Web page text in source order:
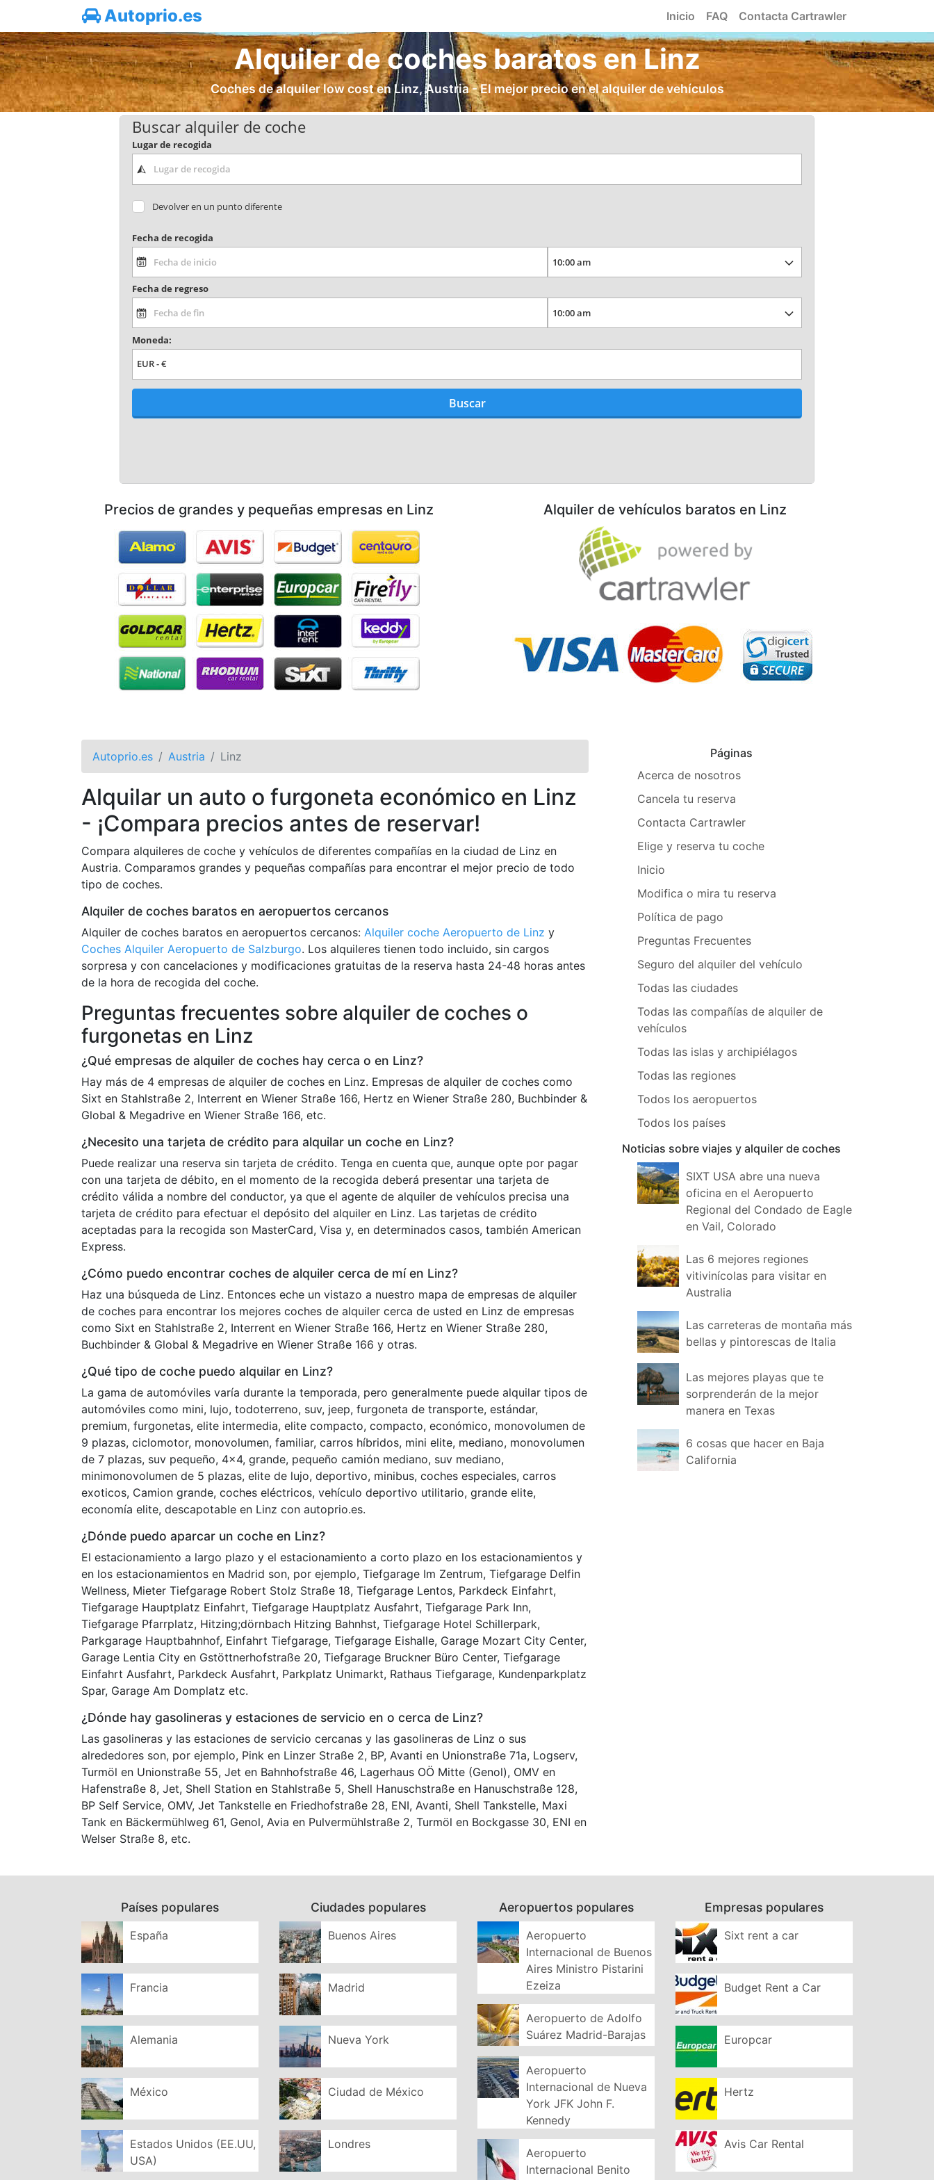
Autoprio.es Inicio FAQ Contacta Cartrawler
Alquiler de coches baratos en Linz
Coches de alquiler low cost en Linz, Austria - El mejor precio en el alquiler de vehículos
Precios de grandes y pequeñas empresas en Linz Alquiler de vehículos baratos en Linz
Autoprio.es Austria Linz
Alquilar un auto o furgoneta económico en Linz
- ¡Compara precios antes de reservar!
Compara alquileres de coche y vehículos de diferentes compañías en la ciudad de Linz en
Austria. Comparamos grandes y pequeñas compañías para encontrar el mejor precio de todo
tipo de coches.
Alquiler de coches baratos en aeropuertos cercanos
Alquiler de coches baratos en aeropuertos cercanos: Alquiler coche Aeropuerto de Linz y
Coches Alquiler Aeropuerto de Salzburgo. Los alquileres tienen todo incluido, sin cargos
sorpresa y con cancelaciones y modificaciones gratuitas de la reserva hasta 24-48 horas antes
de la hora de recogida del coche.
Preguntas frecuentes sobre alquiler de coches o
furgonetas en Linz
¿Qué empresas de alquiler de coches hay cerca o en Linz?
Hay más de 4 empresas de alquiler de coches en Linz. Empresas de alquiler de coches como
Sixt en Stahlstraße 2, Interrent en Wiener Straße 166, Hertz en Wiener Straße 280, Buchbinder &
Global & Megadrive en Wiener Straße 166, etc.
¿Necesito una tarjeta de crédito para alquilar un coche en Linz?
Puede realizar una reserva sin tarjeta de crédito. Tenga en cuenta que, aunque opte por pagar
con una tarjeta de débito, en el momento de la recogida deberá presentar una tarjeta de
crédito válida a nombre del conductor, ya que el agente de alquiler de vehículos precisa una
tarjeta de crédito para efectuar el depósito del alquiler en Linz. Las tarjetas de crédito
aceptadas para la recogida son MasterCard, Visa y, en determinados casos, también American
Express.
¿Cómo puedo encontrar coches de alquiler cerca de mí en Linz?
Haz una búsqueda de Linz. Entonces eche un vistazo a nuestro mapa de empresas de alquiler
de coches para encontrar los mejores coches de alquiler cerca de usted en Linz de empresas
como Sixt en Stahlstraße 2, Interrent en Wiener Straße 166, Hertz en Wiener Straße 280,
Buchbinder & Global & Megadrive en Wiener Straße 166 y otras.
¿Qué tipo de coche puedo alquilar en Linz?
La gama de automóviles varía durante la temporada, pero generalmente puede alquilar tipos de
automóviles como mini, lujo, todoterreno, suv, jeep, furgoneta de transporte, estándar,
premium, furgonetas, elite intermedia, elite compacto, compacto, económico, monovolumen de
9 plazas, ciclomotor, monovolumen, familiar, carros híbridos, mini elite, mediano, monovolumen
de 7 plazas, suv pequeño, 4x4, grande, pequeño camión mediano, suv mediano,
minimonovolumen de 5 plazas, elite de lujo, deportivo, minibus, coches especiales, carros
exoticos, Camion grande, coches eléctricos, vehículo deportivo utilitario, grande elite,
economía elite, descapotable en Linz con autoprio.es.
¿Dónde puedo aparcar un coche en Linz?
El estacionamiento a largo plazo y el estacionamiento a corto plazo en los estacionamientos y
en los estacionamientos en Madrid son, por ejemplo, Tiefgarage Im Zentrum, Tiefgarage Delfin
Wellness, Mieter Tiefgarage Robert Stolz Straße 18, Tiefgarage Lentos, Parkdeck Einfahrt,
Tiefgarage Hauptplatz Einfahrt, Tiefgarage Hauptplatz Ausfahrt, Tiefgarage Park Inn,
Tiefgarage Pfarrplatz, Hitzing;dörnbach Hitzing Bahnhst, Tiefgarage Hotel Schillerpark,
Parkgarage Hauptbahnhof, Einfahrt Tiefgarage, Tiefgarage Eishalle, Garage Mozart City Center,
Garage Lentia City en Gstöttnerhofstraße 20, Tiefgarage Bruckner Büro Center, Tiefgarage
Einfahrt Ausfahrt, Parkdeck Ausfahrt, Parkplatz Unimarkt, Rathaus Tiefgarage, Kundenparkplatz
Spar, Garage Am Domplatz etc.
¿Dónde hay gasolineras y estaciones de servicio en o cerca de Linz?
Las gasolineras y las estaciones de servicio cercanas y las gasolineras de Linz o sus
alrededores son, por ejemplo, Pink en Linzer Straße 2, BP, Avanti en Unionstraße 71a, Logserv,
Turmöl en Unionstraße 55, Jet en Bahnhofstraße 46, Lagerhaus OÖ Mitte (Genol), OMV en
Hafenstraße 8, Jet, Shell Station en Stahlstraße 5, Shell Hanuschstraße en Hanuschstraße 128,
BP Self Service, OMV, Jet Tankstelle en Friedhofstraße 28, ENI, Avanti, Shell Tankstelle, Maxi
Tank en Bäckermühlweg 61, Genol, Avia en Pulvermühlstraße 2, Turmöl en Bockgasse 30, ENI en
Welser Straße 8, etc.
Páginas
Acerca de nosotros
Cancela tu reserva
Contacta Cartrawler
Elige y reserva tu coche
Inicio
Modifica o mira tu reserva
Política de pago
Preguntas Frecuentes
Seguro del alquiler del vehículo
Todas las ciudades
Todas las compañías de alquiler de
vehículos
Todas las islas y archipiélagos
Todas las regiones
Todos los aeropuertos
Todos los países
Noticias sobre viajes y alquiler de coches
SIXT USA abre una nueva
oficina en el Aeropuerto
Regional del Condado de Eagle
en Vail, Colorado
Las 6 mejores regiones
vitivinícolas para visitar en
Australia
Las carreteras de montaña más
bellas y pintorescas de Italia
Las mejores playas que te
sorprenderán de la mejor
manera en Texas
6 cosas que hacer en Baja
California
Países populares
España
Francia
Alemania
México
Estados Unidos (EE.UU,
USA)
Ciudades populares
Buenos Aires
Madrid
Nueva York
Ciudad de México
Londres
Aeropuertos populares
Aeropuerto
Internacional de Buenos
Aires Ministro Pistarini
Ezeiza
Aeropuerto de Adolfo
Suárez Madrid-Barajas
Aeropuerto
Internacional de Nueva
York JFK John F.
Kennedy
Aeropuerto
Internacional Benito
Empresas populares
Sixt rent a car
Budget Rent a Car
Europcar
Hertz
Avis Car Rental